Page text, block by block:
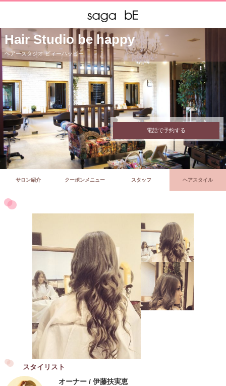
Hair Studio be happy
ヘアースタジオ ビィーハッピー
電話で予約する
サロン紹介 クーポンメニュー スタッフ ヘアスタイル
スタイリスト
オーナー / 伊藤扶実恵